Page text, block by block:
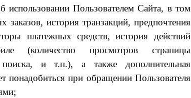
Пользователем Сайта, в том
заказов, история транзакций, предпочтения
платежных средств, история действий
(количество просмотров страницы
поиска, и т.п.), а также дополнительная
понадобиться при обращении Пользователя